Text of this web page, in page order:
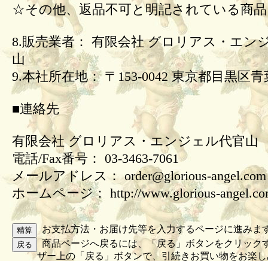
☆その他、返品不可と明記されている商
8.販売業者： 有限会社 グロリアス・エン
山
9.本社所在地： 〒153-0042 東京都目黒区青
■連絡先
有限会社 グロリアス・エンジェル代官山
電話/Fax番号： 03-3463-7061
メールアドレス： order@glorious-angel.com
ホームページ： http://www.glorious-
お支払方法・お届け先等を入力するページに進みま
商品ページへ戻るには、「戻る」ボタンをクリック
ザー上の「戻る」ボタンで、引続きお買い物をお楽